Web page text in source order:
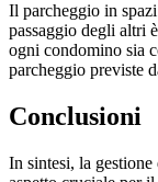
Il parcheggio in
passaggio degli altri
ogni condomino sia
parcheggio previste
Conclusioni
In sintesi, la